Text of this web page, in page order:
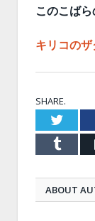
このこば
キリコのザ
SHARE.
ABOUT